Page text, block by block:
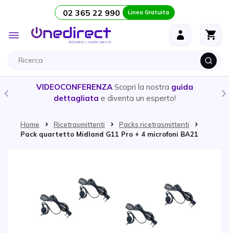
Salta al contenuto 02 365 22 990 Linea Gratuita
Toggle
Nav
VIDEOCONFERENZA Scopri la nostra guida
dettagliata e diventa un esperto!
Home Ricetrasmittenti
Packs ricetrasmittenti
Pack quartetto Midland G11 Pro + 4 microfoni BA21